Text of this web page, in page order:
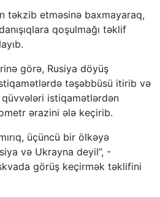
təkzib etməsinə baxmayaraq,
qoşulmağı təklif
görə, Rusiya döyüş
təşəbbüsü itirib və
istiqamətlərdən
ərazini ələ keçirib.
üçüncü bir ölkəyə
və Ukrayna deyil”, -
görüş keçirmək təklifini